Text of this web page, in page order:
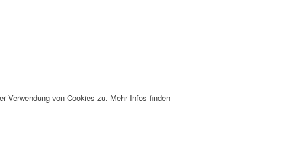
Verwendung von Cookies zu. Mehr Infos finden